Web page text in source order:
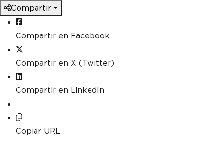
Compartir
Compartir en Facebook
Compartir en X (Twitter)
Compartir en LinkedIn
Copiar URL